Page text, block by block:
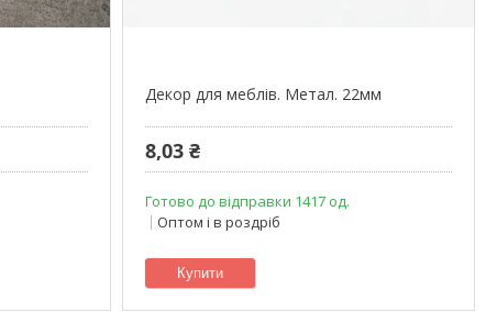
Декор для меблів. Метал. 22мм
8,03 ₴
Готово до відправки 1417 од.
Оптом і в роздріб
Купити